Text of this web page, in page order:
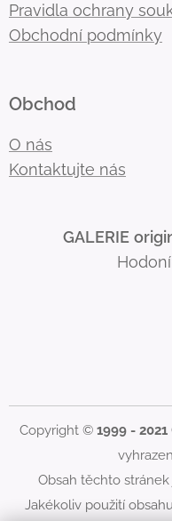
Pravidla ochrany
Obchodní podmínky
Obchod
O nás
Kontaktujte nás
GALERIE
Copyright © 1999 - 2021
Obsah těchto
Jakékoliv použití